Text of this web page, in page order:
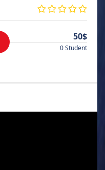
50$
0 Student